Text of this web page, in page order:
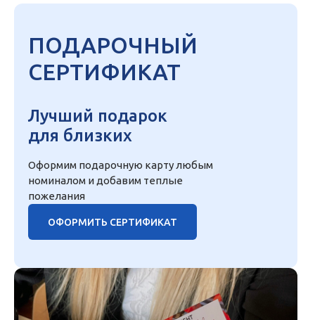
ПОДАРОЧНЫЙ
СЕРТИФИКАТ
Лучший подарок
для близких
Оформим подарочную карту любым
номиналом и добавим теплые
пожелания
ОФОРМИТЬ СЕРТИФИКАТ